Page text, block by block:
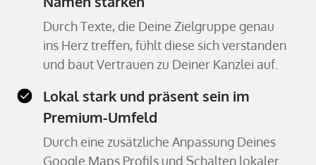
Durch Texte, die Deine Zielgruppe genau
ins Herz treffen, fühlt diese sich verstanden
und baut Vertrauen zu Deiner Kanzlei auf.
Lokal stark und präsent sein im
Premium-Umfeld
Durch eine zusätzliche Anpassung Deines
Google Maps Profils und Schalten lokaler